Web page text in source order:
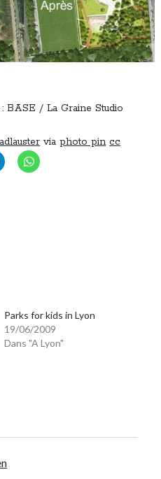
BASE / La Graine Studio
viaphoto pin cc
Parks for kids in Lyon
19/06/2009
Dans "A Lyon"